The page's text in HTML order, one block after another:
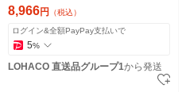
個（直送品）
8,966円 （税込）
ログイン&全額PayPay支払いで
5%
LOHACO 直送品グループ1から発送